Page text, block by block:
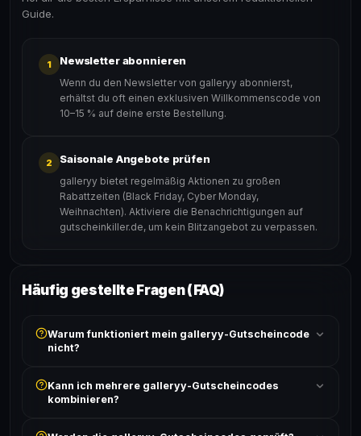
Guide.
1 Newsletter abonnieren
Wenn du den Newsletter von galleryy abonnierst,
erhältst du oft einen exklusiven Willkommenscode von
10–15 % auf deine erste Bestellung.
2 Saisonale Angebote prüfen
galleryy bietet regelmäßig Aktionen zu großen
Rabattzeiten (Black Friday, Cyber Monday,
Weihnachten). Aktiviere die Benachrichtigungen auf
gutscheinkiller.de, um kein Blitzangebot zu verpassen.
Häufig gestellte Fragen (FAQ)
Warum funktioniert mein galleryy-Gutscheincode
nicht?
ist und ob der Code nicht für bereits reduzierte Artikel
gilt. Alle Bedingungen findest du unter „Details".
Kann ich mehrere galleryy-Gutscheincodes
kombinieren?